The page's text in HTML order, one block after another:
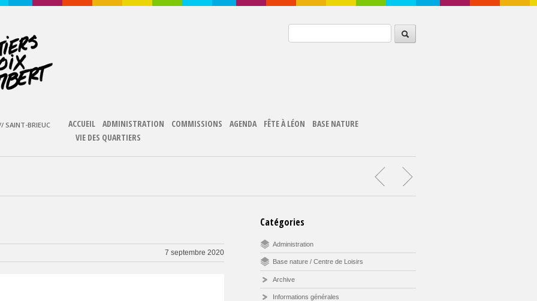
SAINT-BRIEUC ACCUEIL ADMINISTRATION COMMISSIONS AGENDA FÊTE À LÉON
BASE NATURE
VIE DES QUARTIERS
7 septembre 2020
Catégories
Administration
Base nature / Centre de Loisirs
Archive
Informations générales